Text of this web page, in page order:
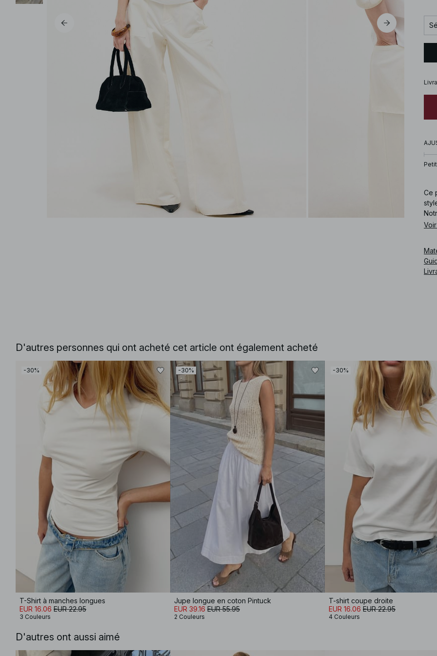
Petit
Ce
D'autres personnes qui ont acheté cet article ont également acheté
-30%
T-Shirt à manches longues
EUR 16.06 EUR 22.95
3 Couleurs
-30%
Jupe longue en coton Pintuck
EUR 39.16 EUR 55.95
2 Couleurs
-30%
T-shirt coupe droite
EUR 16.06 EUR 22.95
4 Couleurs
D'autres ont aussi aimé